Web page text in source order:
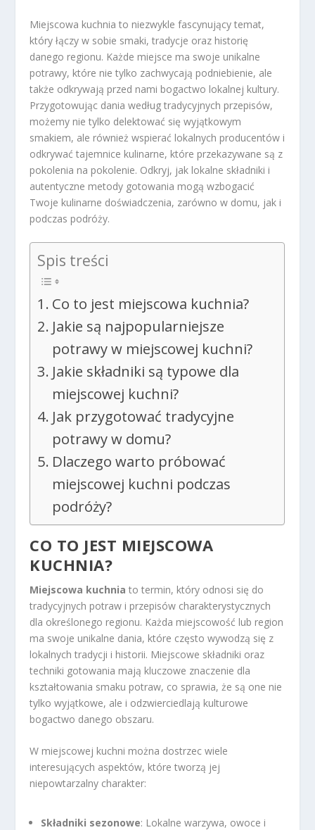
Miejscowa kuchnia to niezwykle fascynujący temat,
który łączy w sobie smaki, tradycje oraz historię
danego regionu. Każde miejsce ma swoje unikalne
potrawy, które nie tylko zachwycają podniebienie, ale
także odkrywają przed nami bogactwo lokalnej kultury.
Przygotowując dania według tradycyjnych przepisów,
możemy nie tylko delektować się wyjątkowym
smakiem, ale również wspierać lokalnych producentów i
odkrywać tajemnice kulinarne, które przekazywane są z
pokolenia na pokolenie. Odkryj, jak lokalne składniki i
autentyczne metody gotowania mogą wzbogacić
Twoje kulinarne doświadczenia, zarówno w domu, jak i
podczas podróży.
Spis treści
Co to jest miejscowa kuchnia?
Jakie są najpopularniejsze
potrawy w miejscowej kuchni?
Jakie składniki są typowe dla
miejscowej kuchni?
Jak przygotować tradycyjne
potrawy w domu?
Dlaczego warto próbować
miejscowej kuchni podczas
podróży?
CO TO JEST MIEJSCOWA
KUCHNIA?
Miejscowa kuchnia to termin, który odnosi się do
tradycyjnych potraw i przepisów charakterystycznych
dla określonego regionu. Każda miejscowość lub region
ma swoje unikalne dania, które często wywodzą się z
lokalnych tradycji i historii. Miejscowe składniki oraz
techniki gotowania mają kluczowe znaczenie dla
kształtowania smaku potraw, co sprawia, że są one nie
tylko wyjątkowe, ale i odzwierciedlają kulturowe
bogactwo danego obszaru.
W miejscowej kuchni można dostrzec wiele
interesujących aspektów, które tworzą jej
niepowtarzalny charakter:
Składniki sezonowe: Lokalne warzywa, owoce i